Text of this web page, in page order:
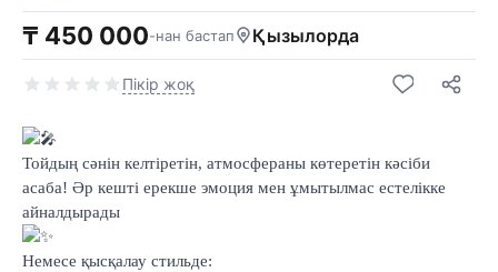
₸ 450 000-нан бастап Қызылорда
Пікір жоқ
Тойдың сәнін келтіретін, атмосфераны көтеретін кәсіби
асаба! Әр кешті ерекше эмоция мен ұмытылмас естелікке
айналдырады
Немесе қысқалау стильде: